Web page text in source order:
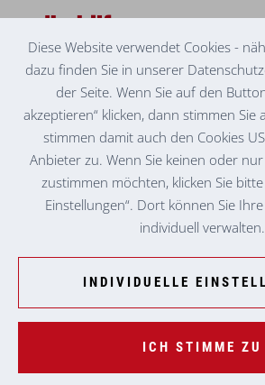
QUALIFIZIERUNG:
Berufsbild, Qualifikationen,
Links ...
ALLGEMEINE INFORMATIONEN
Allgemeines zur Ausbildung
Diese Website verwendet Cookies -
dazu finden Sie in unserer
der Seite. Wenn Sie auf den
akzeptieren“ klicken, dann stimmen Sie
stimmen damit auch den Cookies
Anbieter zu. Wenn Sie keinen oder
zustimmen möchten, klicken Sie
Einstellungen“. Dort können Sie
individuell verwalten.
INDIVIDUELLE
ICH STIMME ZU